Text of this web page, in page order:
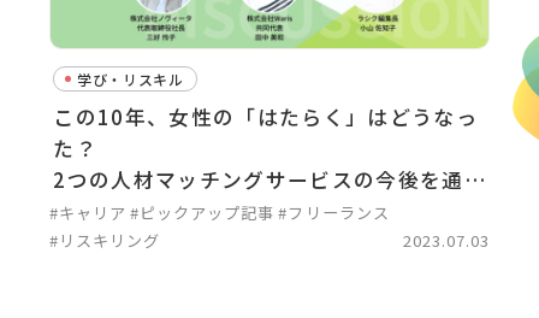
学び・リスキル
この10年、女性の「はたらく」はどうなっ
た？
2つの人材マッチングサービスの今後を通し
て考える＜後編＞
#キャリア #ピックアップ記事 #フリーランス
#リスキリング
2023.07.03